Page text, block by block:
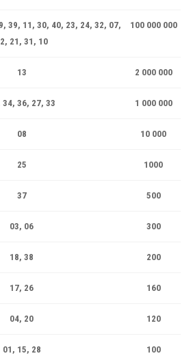
39, 11, 30, 40, 23, 24, 32, 07,
21, 31, 10
100 000 000
13 2 000 000
34, 36, 27, 33 1 000 000
08 10 000
25 1000
37 500
03, 06 300
18, 38 200
17, 26 160
04, 20 120
01, 15, 28 100